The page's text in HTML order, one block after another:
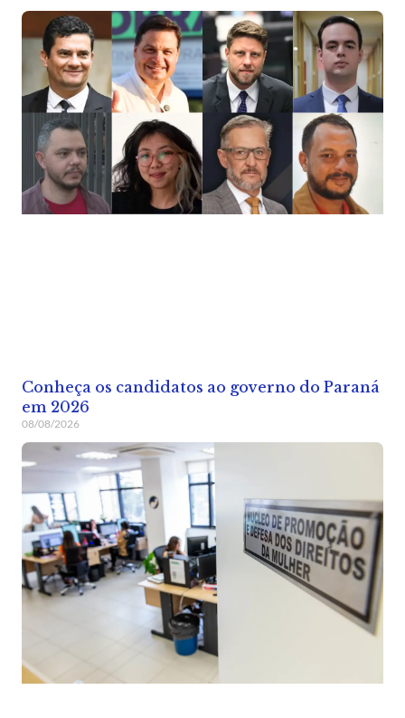
Conheça os candidatos ao governo do Paraná
em 2026
08/08/2026